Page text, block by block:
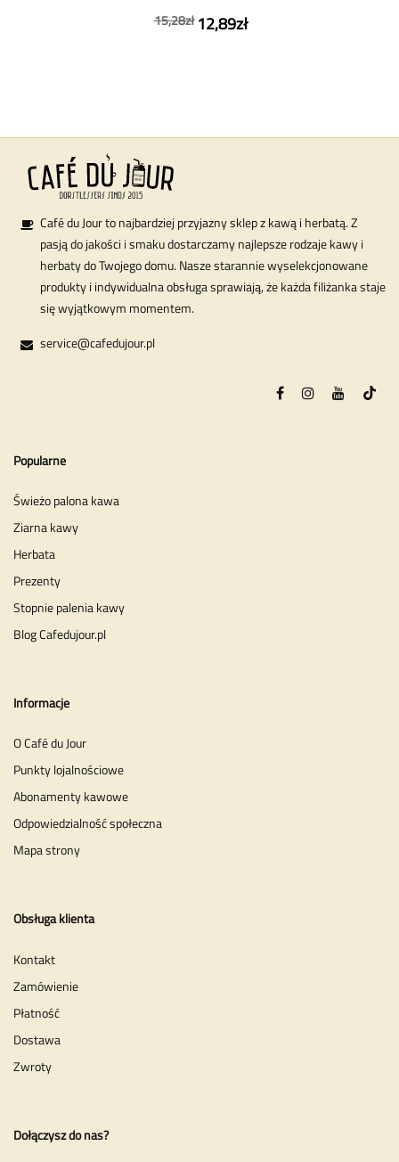
15,28zł 12,89zł
Café du Jour to najbardziej przyjazny sklep z kawą i herbatą. Z
pasją do jakości i smaku dostarczamy najlepsze rodzaje kawy i
herbaty do Twojego domu. Nasze starannie wyselekcjonowane
produkty i indywidualna obsługa sprawiają, że każda filiżanka staje
się wyjątkowym momentem.
service@cafedujour.pl
Popularne
Świeżo palona kawa
Ziarna kawy
Herbata
Prezenty
Stopnie palenia kawy
Blog Cafedujour.pl
Informacje
O Café du Jour
Punkty lojalnościowe
Abonamenty kawowe
Odpowiedzialność społeczna
Mapa strony
Obsługa klienta
Kontakt
Zamówienie
Płatność
Dostawa
Zwroty
Dołączysz do nas?